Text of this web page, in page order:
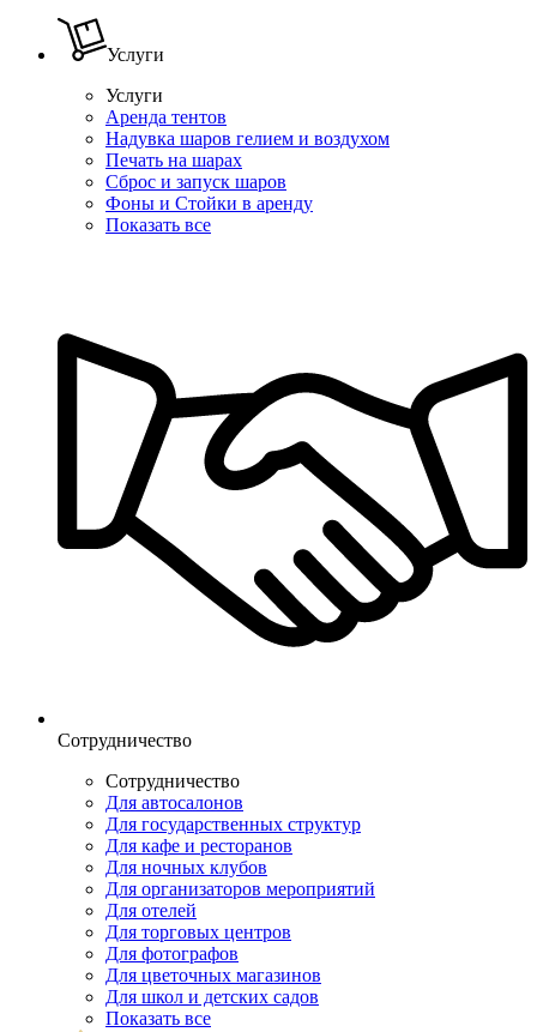
Услуги
Услуги
Аренда тентов
Надувка шаров гелием и воздухом
Печать на шарах
Сброс и запуск шаров
Фоны и Стойки в аренду
Показать все
Сотрудничество
Сотрудничество
Для автосалонов
Для государственных структур
Для кафе и ресторанов
Для ночных клубов
Для организаторов мероприятий
Для отелей
Для торговых центров
Для фотографов
Для цветочных магазинов
Для школ и детских садов
Показать все